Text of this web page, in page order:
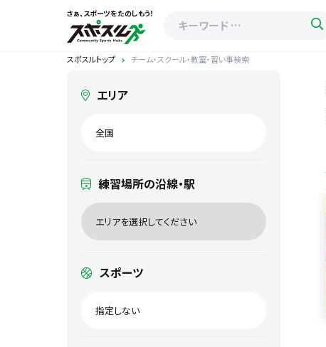
さぁ、スポーツをたのしもう！
スポスルトップ チーム・スクール・教室・習い事検索
エリア
全国
練習場所の沿線・駅
エリアを選択してください
スポーツ
指定しない